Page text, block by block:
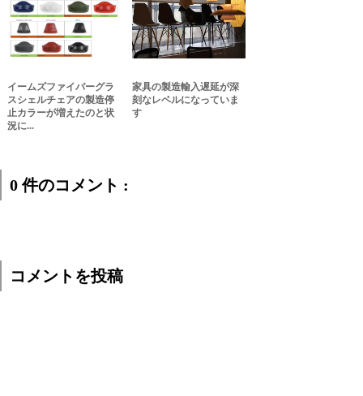
イームズファイバーグラ
スシェルチェアの製造停
止カラーが増えたのと状
況に...
家具の製造輸入遅延が深
刻なレベルになっていま
す
0 件のコメント :
コメントを投稿